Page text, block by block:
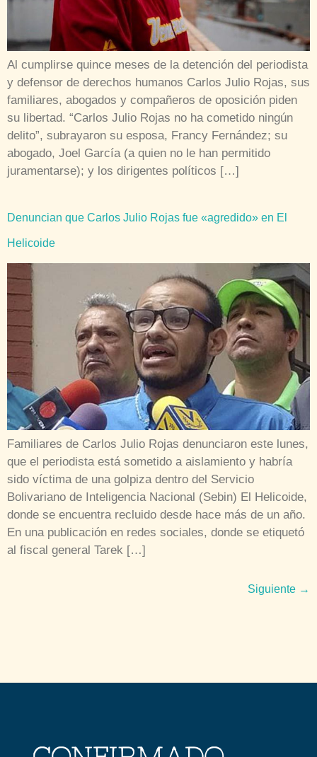
Al cumplirse quince meses de la detención del periodista
y defensor de derechos humanos Carlos Julio Rojas, sus
familiares, abogados y compañeros de oposición piden
su libertad. “Carlos Julio Rojas no ha cometido ningún
delito”, subrayaron su esposa, Francy Fernández; su
abogado, Joel García (a quien no le han permitido
juramentarse); y los dirigentes políticos […]
Denuncian que Carlos Julio Rojas fue «agredido» en El
Helicoide
Familiares de Carlos Julio Rojas denunciaron este lunes,
que el periodista está sometido a aislamiento y habría
sido víctima de una golpiza dentro del Servicio
Bolivariano de Inteligencia Nacional (Sebin) El Helicoide,
donde se encuentra recluido desde hace más de un año.
En una publicación en redes sociales, donde se etiquetó
al fiscal general Tarek […]
Siguiente →